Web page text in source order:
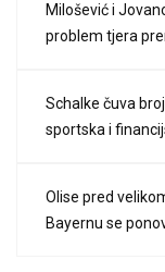
Milošević i
problem tjera
Schalke čuva
sportska i
Olise pred
Bayernu se